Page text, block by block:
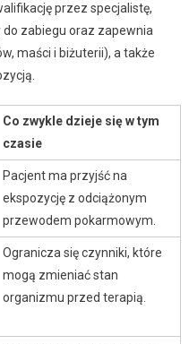
przez specjalistę,
zabiegu oraz zapewnia
maści i biżuterii), a także
Co zwykle dzieje się w tym
czasie
Pacjent ma przyjść na
ekspozycję z odciążonym
przewodem pokarmowym.
Ogranicza się czynniki, które
mogą zmieniać stan
organizmu przed terapią.